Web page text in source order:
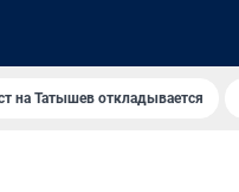
на Татышев откладывается